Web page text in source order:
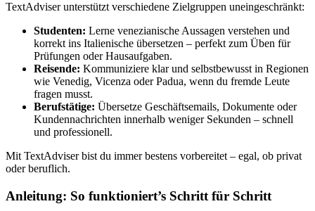
TextAdviser unterstützt verschiedene Zielgruppen uneingeschränkt:
Studenten: Lerne venezianische Aussagen verstehen und
korrekt ins Italienische übersetzen – perfekt zum Üben für
Prüfungen oder Hausaufgaben.
Reisende: Kommuniziere klar und selbstbewusst in Regionen
wie Venedig, Vicenza oder Padua, wenn du fremde Leute
fragen musst.
Berufstätige: Übersetze Geschäftsemails, Dokumente oder
Kundennachrichten innerhalb weniger Sekunden – schnell
und professionell.
Mit TextAdviser bist du immer bestens vorbereitet – egal, ob privat
oder beruflich.
Anleitung: So funktioniert’s Schritt für Schritt